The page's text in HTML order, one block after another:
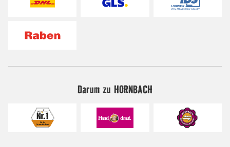
Darum zu HORNBACH